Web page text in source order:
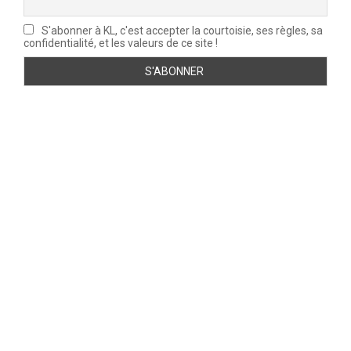
S'abonner à KL, c'est accepter la courtoisie, ses règles, sa
confidentialité, et les valeurs de ce site !